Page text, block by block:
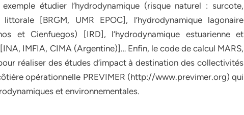
étudier l’hydrodynamique (risque naturel : surcote,
[BRGM, UMR EPOC], l’hydrodynamique lagonaire
et Cienfuegos) [IRD], l’hydrodynamique estuarienne et
IMFIA, CIMA (Argentine)]… Enfin, le code de calcul MARS,
réaliser des études d’impact à destination des collectivités
opérationnelle PREVIMER (http://www.previmer.org) qui
et environnementales.